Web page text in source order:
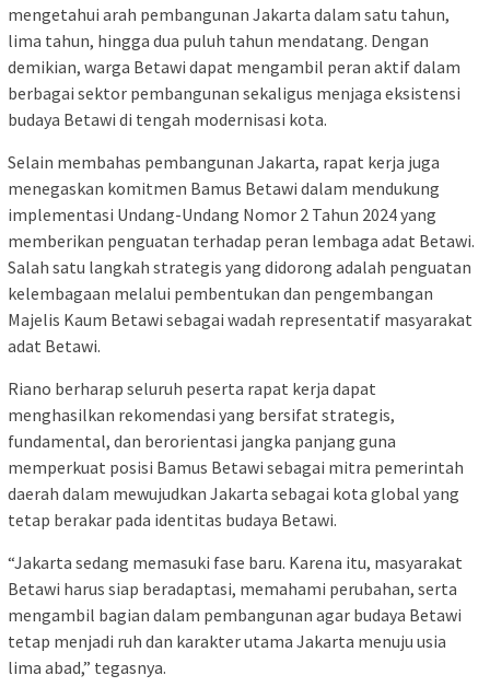
mengetahui arah pembangunan Jakarta dalam satu tahun,
lima tahun, hingga dua puluh tahun mendatang. Dengan
demikian, warga Betawi dapat mengambil peran aktif dalam
berbagai sektor pembangunan sekaligus menjaga eksistensi
budaya Betawi di tengah modernisasi kota.
Selain membahas pembangunan Jakarta, rapat kerja juga
menegaskan komitmen Bamus Betawi dalam mendukung
implementasi Undang-Undang Nomor 2 Tahun 2024 yang
memberikan penguatan terhadap peran lembaga adat Betawi.
Salah satu langkah strategis yang didorong adalah penguatan
kelembagaan melalui pembentukan dan pengembangan
Majelis Kaum Betawi sebagai wadah representatif masyarakat
adat Betawi.
Riano berharap seluruh peserta rapat kerja dapat
menghasilkan rekomendasi yang bersifat strategis,
fundamental, dan berorientasi jangka panjang guna
memperkuat posisi Bamus Betawi sebagai mitra pemerintah
daerah dalam mewujudkan Jakarta sebagai kota global yang
tetap berakar pada identitas budaya Betawi.
“Jakarta sedang memasuki fase baru. Karena itu, masyarakat
Betawi harus siap beradaptasi, memahami perubahan, serta
mengambil bagian dalam pembangunan agar budaya Betawi
tetap menjadi ruh dan karakter utama Jakarta menuju usia
lima abad,” tegasnya.